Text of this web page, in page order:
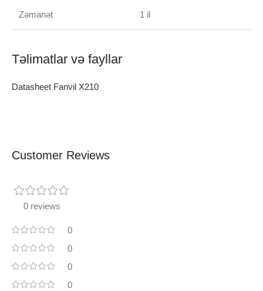
Zəmanət 1 il
Təlimatlar və fayllar
Datasheet Fanvil X210
Customer Reviews
0 reviews
0
0
0
0